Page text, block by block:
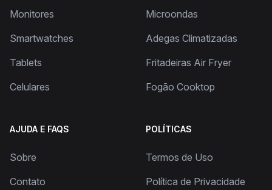
Monitores
Smartwatches
Tablets
Celulares
Microondas
Adegas Climatizadas
Fritadeiras Air Fryer
Fogão Cooktop
AJUDA E FAQS
Sobre
Contato
POLÍTICAS
Termos de Uso
Política de Privacidade